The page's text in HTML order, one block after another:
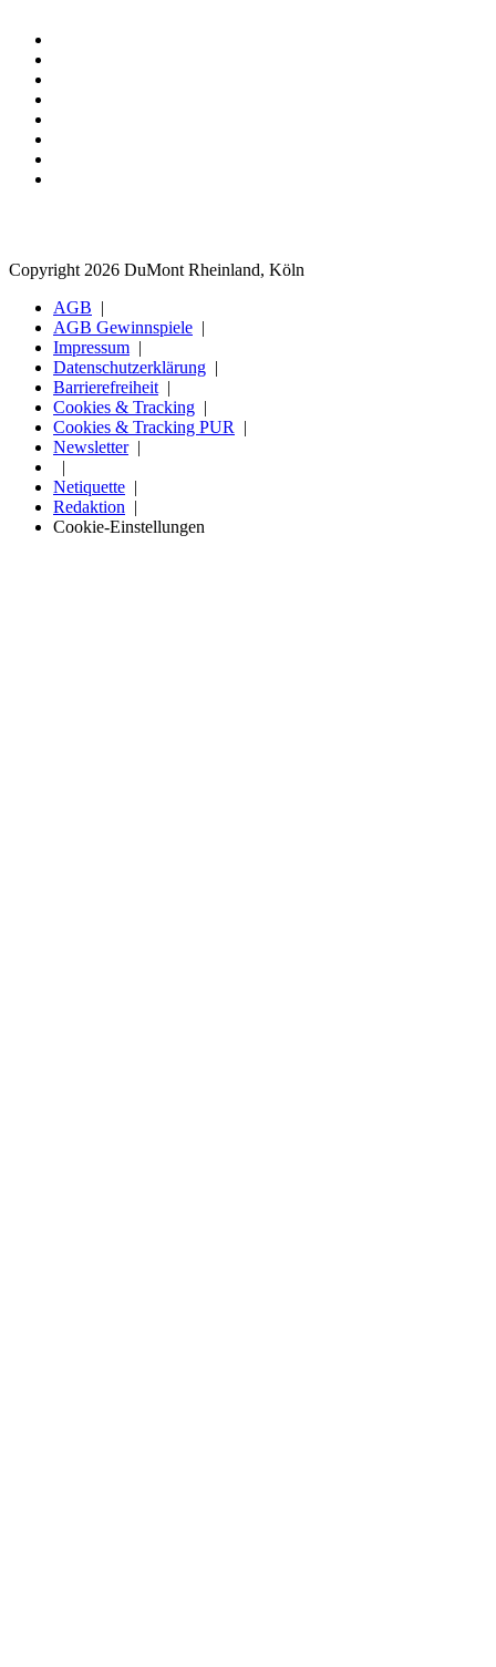
Copyright 2026 DuMont Rheinland, Köln
AGB
AGB Gewinnspiele
Impressum
Datenschutzerklärung
Barrierefreiheit
Cookies & Tracking
Cookies & Tracking PUR
Newsletter
Netiquette
Redaktion
Cookie-Einstellungen